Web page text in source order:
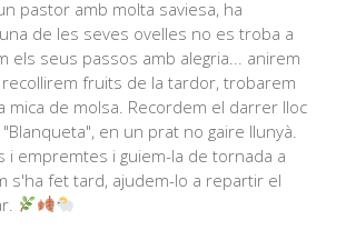
pastor amb molta saviesa, ha
de les seves ovelles no es troba a
els seus passos amb alegria... anirem
recollirem fruits de la tardor, trobarem
mica de molsa. Recordem el darrer lloc
en un prat no gaire llunyà.
i empremtes i guiem-la de tornada a
s'ha fet tard, ajudem-lo a repartir el